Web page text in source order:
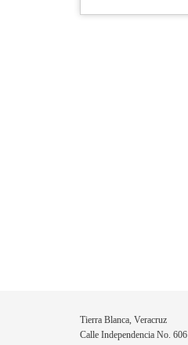
Tierra Blanca, Veracruz
Calle Independencia No. 606